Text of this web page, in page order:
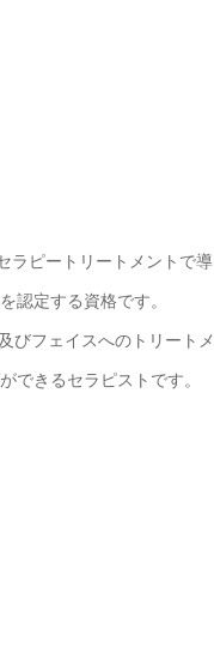
ラピートリートメントで導
認定する資格です。
びフェイスへのトリートメ
できるセラピストです。